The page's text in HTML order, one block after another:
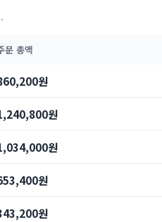
문 총액
원
원
원
원
원